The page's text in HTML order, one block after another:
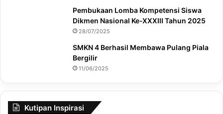
Pembukaan Lomba Kompetensi Siswa
Dikmen Nasional Ke-XXXIII Tahun 2025
28/07/2025
SMKN 4 Berhasil Membawa Pulang Piala
Bergilir
11/06/2025
Kutipan Inspirasi